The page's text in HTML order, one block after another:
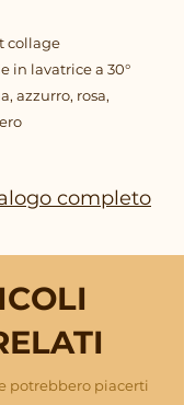
collage
in lavatrice a 30°
azzurro, rosa,
completo
potrebbero piacerti